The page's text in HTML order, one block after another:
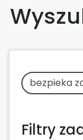
Filtry